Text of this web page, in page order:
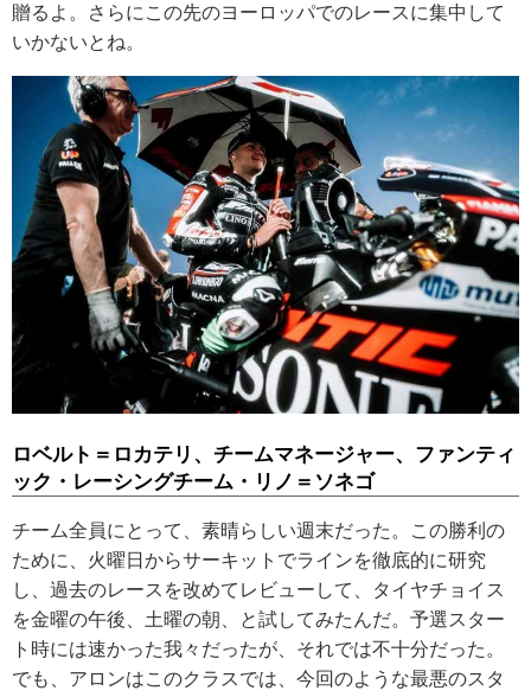
贈るよ。さらにこの先のヨーロッパでのレースに集中して
いかないとね。
ロベルト＝ロカテリ、チームマネージャー、ファンティ
ック・レーシングチーム・リノ＝ソネゴ
チーム全員にとって、素晴らしい週末だった。この勝利の
ために、火曜日からサーキットでラインを徹底的に研究
し、過去のレースを改めてレビューして、タイヤチョイス
を金曜の午後、土曜の朝、と試してみたんだ。予選スター
ト時には速かった我々だったが、それでは不十分だった。
でも、アロンはこのクラスでは、今回のような最悪のスタ